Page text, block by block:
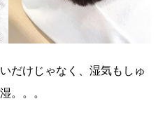
だけじゃなく、湿気もしゅ
。。。